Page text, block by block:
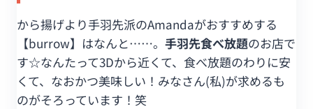
から揚げより手羽先派のAmandaがおすすめする
【burrow】はなんと……。 手羽先食べ放題のお店で
す☆なんたって3Dから近くて、食べ放題のわりに安
くて、なおかつ美味しい！みなさん(私)が求めるも
のがそろっています！笑